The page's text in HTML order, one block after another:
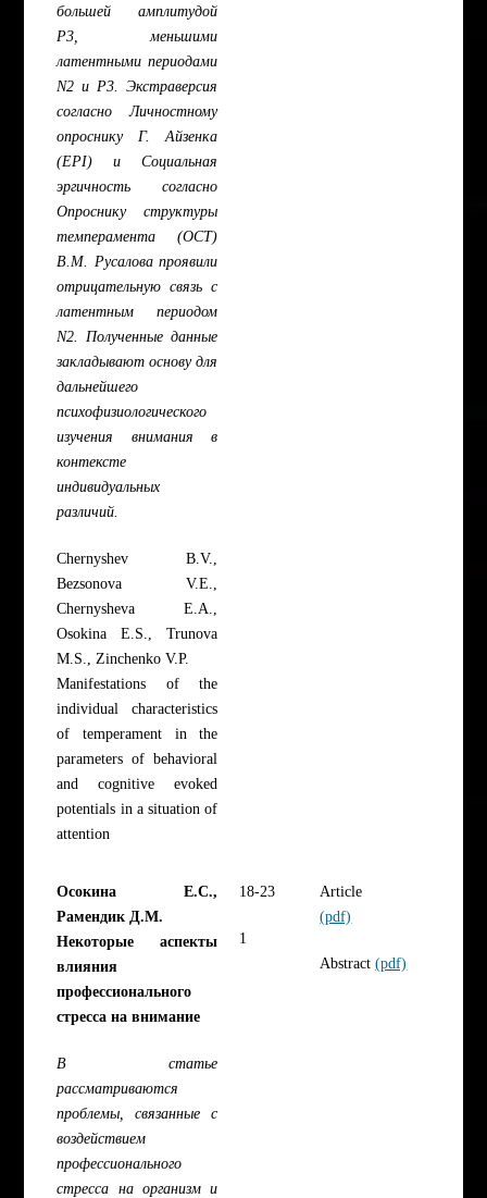
большей амплитудой
P3, меньшими
латентными периодами
N2 и P3. Экстраверсия
согласно Личностному
опроснику Г. Айзенка
(EPI) и Социальная
эргичность согласно
Опроснику структуры
темперамента (ОСТ)
В.М. Русалова проявили
отрицательную связь с
латентным периодом
N2. Полученные данные
закладывают основу для
дальнейшего
психофизиологического
изучения внимания в
контексте
индивидуальных
различий.
Chernyshev B.V.,
Bezsonova V.E.,
Chernysheva E.A.,
Osokina E.S., Trunova
M.S., Zinchenko V.P.
Manifestations of the
individual characteristics
of temperament in the
parameters of behavioral
and cognitive evoked
potentials in a situation of
attention
Осокина Е.С.,
Рамендик Д.М.
Некоторые аспекты
влияния
профессионального
стресса на внимание
В статье
рассматриваются
проблемы, связанные с
воздействием
профессионального
стресса на организм и
18-23
1
Article
(pdf)
Abstract(pdf)